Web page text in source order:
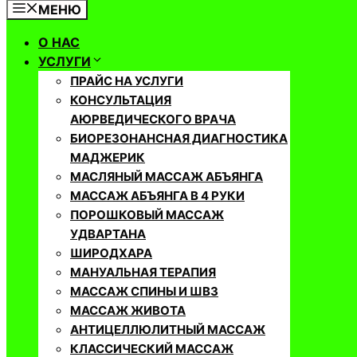
МЕНЮ
О НАС
УСЛУГИ
ПРАЙС НА УСЛУГИ
КОНСУЛЬТАЦИЯ
АЮРВЕДИЧЕСКОГО ВРАЧА
БИОРЕЗОНАНСНАЯ ДИАГНОСТИКА
МАДЖЕРИК
МАСЛЯНЫЙ МАССАЖ АБЪЯНГА
МАССАЖ АБЪЯНГА В 4 РУКИ
ПОРОШКОВЫЙ МАССАЖ
УДВАРТАНА
ШИРОДХАРА
МАНУАЛЬНАЯ ТЕРАПИЯ
МАССАЖ СПИНЫ И ШВЗ
МАССАЖ ЖИВОТА
АНТИЦЕЛЛЮЛИТНЫЙ МАССАЖ
КЛАССИЧЕСКИЙ МАССАЖ